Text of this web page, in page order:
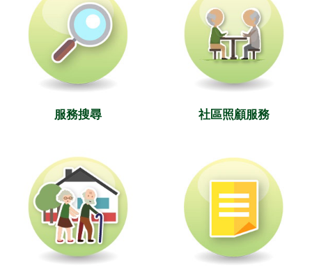
服務搜尋 社區照顧服務